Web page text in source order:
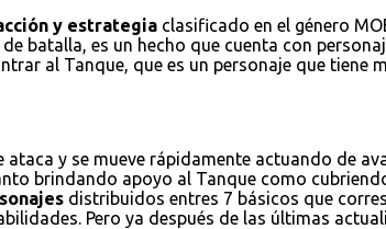
y estrategia clasificado en el género
batalla, es un hecho que cuenta con
al Tanque, que es un personaje que
y se mueve rápidamente actuando de
brindando apoyo al Tanque como
distribuidos entres 7 básicos que
Pero ya después de las últimas